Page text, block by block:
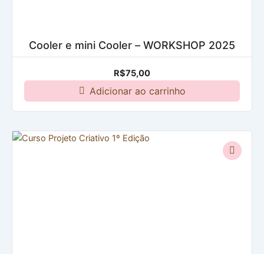
Cooler e mini Cooler – WORKSHOP 2025
R$75,00
Adicionar ao carrinho